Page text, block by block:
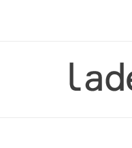
ー